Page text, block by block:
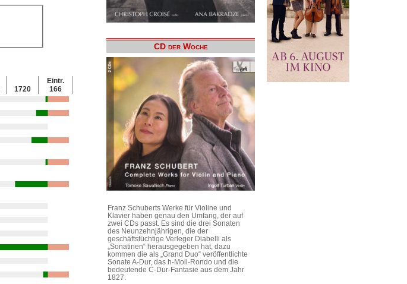
1720
Eintr.
166
CD der Woche
Franz Schuberts Werke für Violine und
Klavier haben genau den Umfang, der auf
zwei CDs passt. Es sind die drei Sonaten
des Neunzehnjährigen, die der
geschäftstüchtige Verleger Diabelli als
„Sonatinen“ herausgegeben hat, dazu
kommen die als „Grand Duo“ veröffentlichte
Sonate A-Dur, das h-Moll-Rondo und die
bedeutende C-Dur-Fantasie aus dem Jahr
1827.